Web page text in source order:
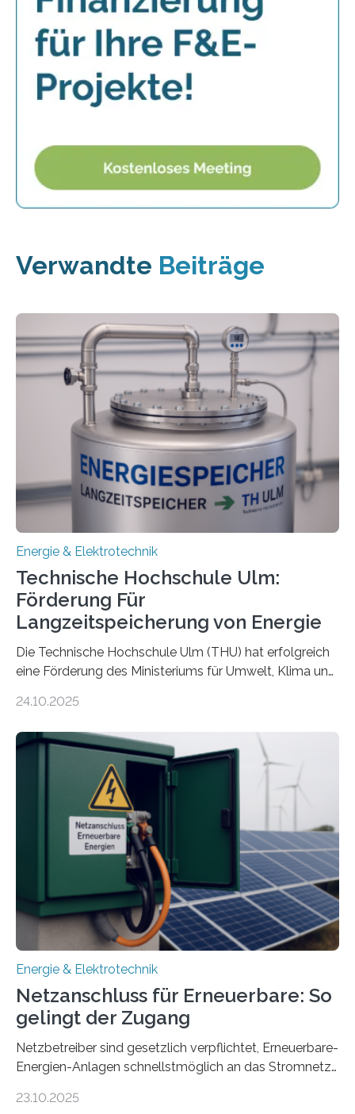
Verwandte Beiträge
Energie & Elektrotechnik
Technische Hochschule Ulm:
Förderung Für
Langzeitspeicherung von Energie
Die Technische Hochschule Ulm (THU) hat erfolgreich
eine Förderung des Ministeriums für Umwelt, Klima und
Forschungsprojekt „LAGER – Langzeitspeicherung in
Quartieren“ eingeworben. Ziel des Projekts ist die
Entwicklung, Erprobung und Demonstration von
Konzepten zur langfristigen Energiespeicherung in
sektorübergreifend vernetzten Energiesystemen. Das
Projekt startete am 15. Oktober 2025, hat eine Laufzeit
von drei Jahren und ein Gesamtvolumen von rund 2,9
Millionen Euro, wovon 2,6 Millionen Euro durch das
Ministerium für Umwelt, Klima und…
24.10.2025
Energie & Elektrotechnik
Netzanschluss für Erneuerbare: So
gelingt der Zugang
Netzbetreiber sind gesetzlich verpflichtet, Erneuerbare-
Energien-Anlagen schnellstmöglich an das Stromnetz
ermöglichen. Doch der dafür nötige Netzausbau hinkt
23.10.2025